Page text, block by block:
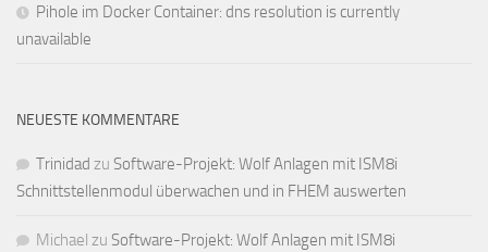
Pihole im Docker Container: dns resolution is currently
unavailable
NEUESTE KOMMENTARE
Trinidad zu Software-Projekt: Wolf Anlagen mit ISM8i
Schnittstellenmodul überwachen und in FHEM auswerten
Michael zu Software-Projekt: Wolf Anlagen mit ISM8i